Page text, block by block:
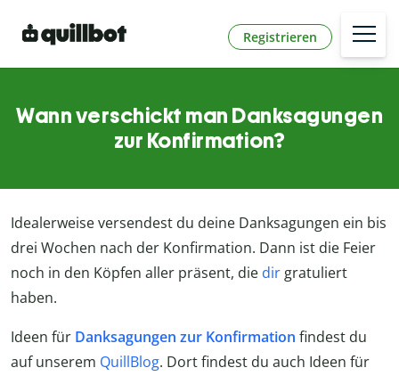
Registrieren
Wann verschickt man Danksagungen
zur Konfirmation?
Idealerweise versendest du deine Danksagungen ein bis
drei Wochen nach der Konfirmation. Dann ist die Feier
noch in den Köpfen aller präsent, die dir gratuliert
haben.
Ideen für Danksagungen zur Konfirmation findest du
auf unserem QuillBlog. Dort findest du auch Ideen für